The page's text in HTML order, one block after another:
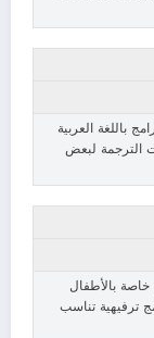
باللغة العربية
الترجمة لبعض
خاصة بالأطفال
ترفيهية تناسب